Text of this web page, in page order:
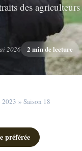
des agriculteurs
2026 2 min de lecture
2023 » Saison 18
préférée